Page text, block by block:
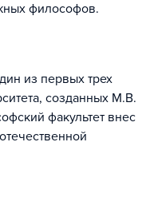
философов.
созданных М.В.
факультет внес